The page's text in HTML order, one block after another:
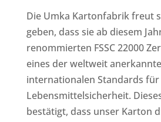
Die Umka Kartonfabrik freut
geben, dass sie ab diesem
renommierten FSSC 22000
eines der weltweit
internationalen Standards für
Lebensmittelsicherheit.
bestätigt, dass unser Karton